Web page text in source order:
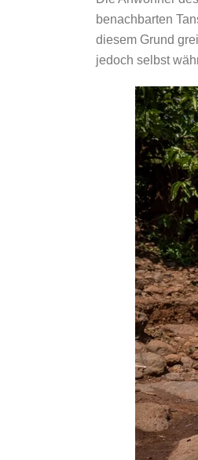
benachbarten
diesem Grund
jedoch selbst